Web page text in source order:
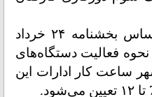
فردین اسلامی‌راد در ابلاغیه خود اعلام کرد: بر اساس بخشنامه ۲۴ خرداد
نحوه فعالیت دستگاه‌های
ساعت کار ادارات این